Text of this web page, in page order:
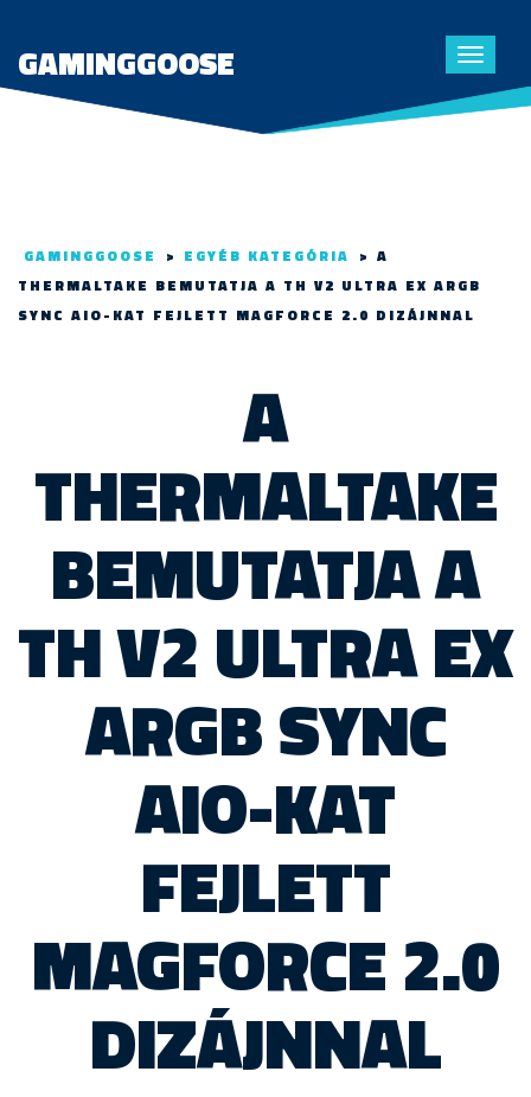
Toggle
GAMINGGOOSE
GAMINGGOOSE > EGYÉB KATEGÓRIA > A
THERMALTAKE BEMUTATJA A TH V2 ULTRA EX ARGB
SYNC AIO-KAT FEJLETT MAGFORCE 2.0 DIZÁJNNAL
A
THERMALTAKE
BEMUTATJA A
TH V2 ULTRA EX
ARGB SYNC
AIO-KAT
FEJLETT
MAGFORCE 2.0
DIZÁJNNAL